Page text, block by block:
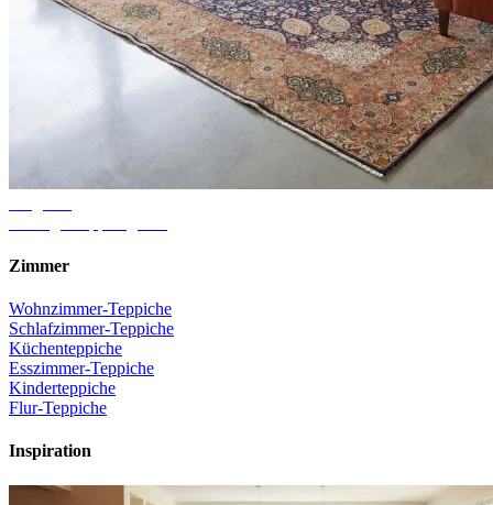
Zimmer
Wohnzimmer-Teppiche
Schlafzimmer-Teppiche
Küchenteppiche
Esszimmer-Teppiche
Kinderteppiche
Flur-Teppiche
Inspiration